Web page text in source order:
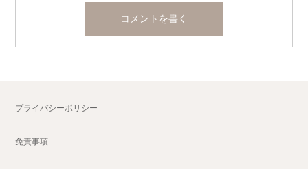
プライバシーポリシー
免責事項